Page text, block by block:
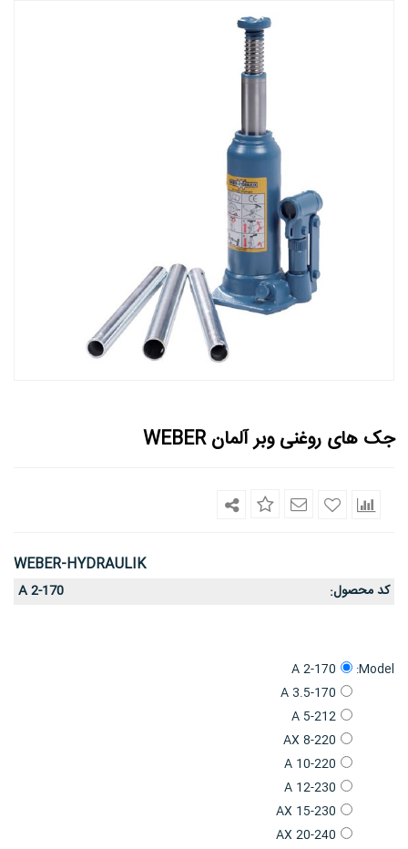
جک های روغنی وبر آلمان WEBER
WEBER-HYDRAULIK
کد محصول:
A 2-170
Model:
A 2-170
A 3.5-170
A 5-212
AX 8-220
A 10-220
A 12-230
AX 15-230
AX 20-240